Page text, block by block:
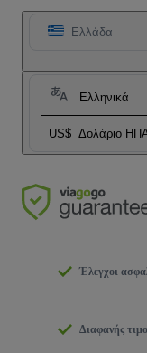
Ελλάδα
Ελληνικά
US$ Δολάριο
Έλεγχοι
Διαφανής